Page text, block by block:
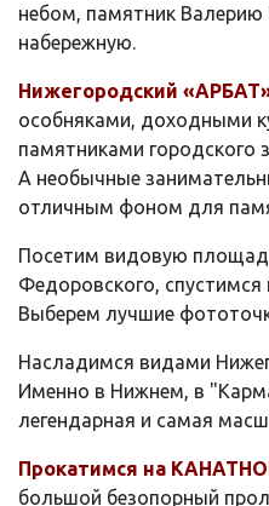
небом, памятник
набережную.
Нижегородский
особняками, доходными
памятниками городского
А необычные
отличным фоном для
Посетим видовую
Федоровского, спустимся
Выберем лучшие
Насладимся видами
Именно в Нижнем, в
легендарная и самая
Прокатимся на
большой безопорный